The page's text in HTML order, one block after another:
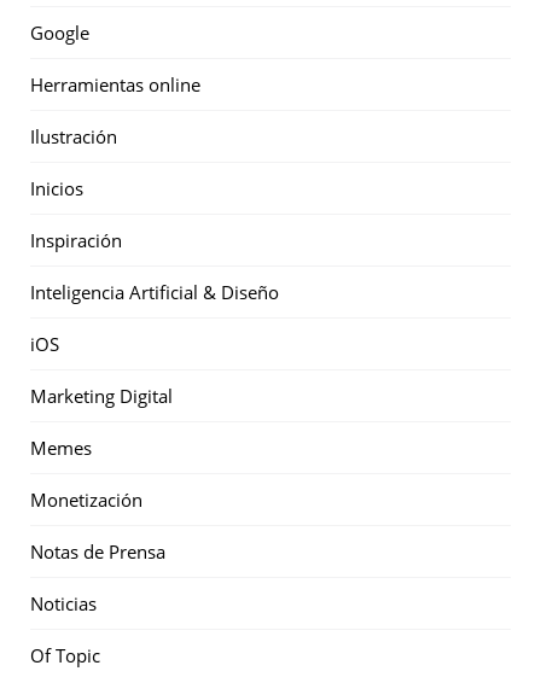
Google
Herramientas online
Ilustración
Inicios
Inspiración
Inteligencia Artificial & Diseño
iOS
Marketing Digital
Memes
Monetización
Notas de Prensa
Noticias
Of Topic